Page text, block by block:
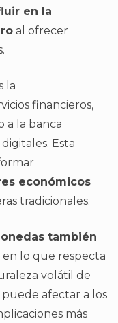
en la
al ofrecer
la
financieros,
a la banca
Esta
económicos
tradicionales.
también
en lo que respecta
volátil de
puede afectar a los
más